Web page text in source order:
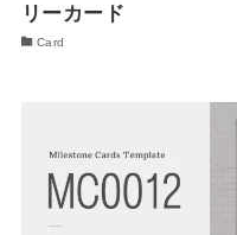
リーカード
Card